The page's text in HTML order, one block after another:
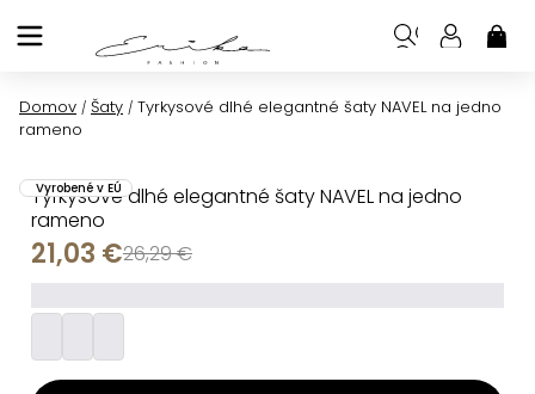
na
Domov / Šaty / Tyrkysové dlhé elegantné šaty NAVEL na jedno
rameno
Tyrkysové dlhé elegantné šaty NAVEL na jedno
rameno
Vyrobené v EÚ
26,29 €
21,03 €